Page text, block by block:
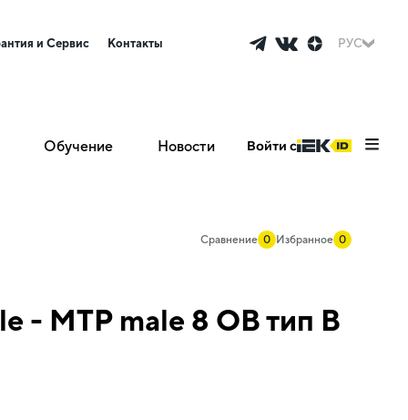
и Сервис Контакты РУС
Обучение Новости Войти с
Сравнение 0 Избранное 0
- MTP male 8 ОВ тип B